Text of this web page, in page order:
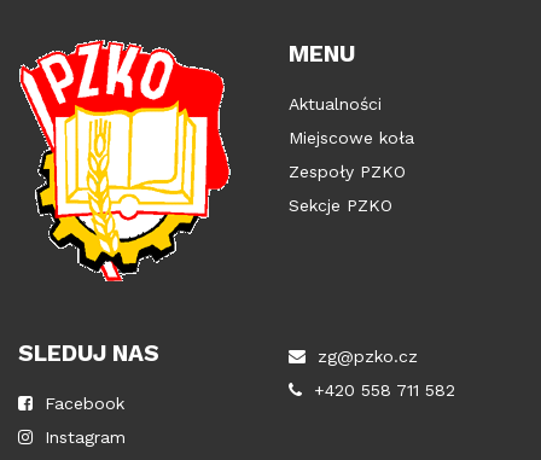
MENU
Aktualności
Miejscowe koła
Zespoły PZKO
Sekcje PZKO
SLEDUJ NAS
Facebook
Instagram
zg@pzko.cz
+420 558 711 582